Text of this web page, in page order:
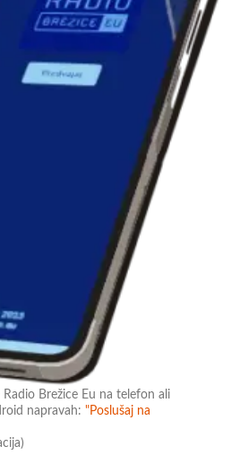
Brežice Eu na telefon ali
napravah:"Poslušaj na